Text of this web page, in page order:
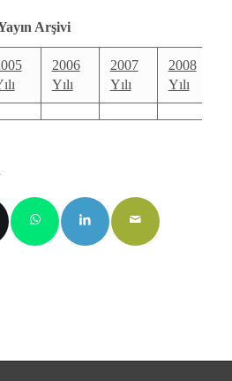
Arşivi
2006
Yılı
2007
Yılı
2008
Yılı